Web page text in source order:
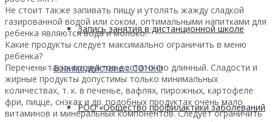
Запись занятия в дистанционной школе
Взаимодействие с СОНКО
РОО «Общество профилактики заболеваний
Не стоит также запивать пищу и утолять жажду сладкой
газированной водой или соком, оптимальными напитками для
ребенка являются вода и молоко.
Какие продукты следует максимально ограничить в меню
ребенка?
Перечень таких продуктов достаточно длинный. Сладости и
жирные продукты допустимы только минимальных
количествах, т. к. в печенье, вафлях, пирожных, картофеле
фри, пицце, снэках и др. подобных продуктах очень мало
витаминов и минеральных компонентов. Следует ограничить